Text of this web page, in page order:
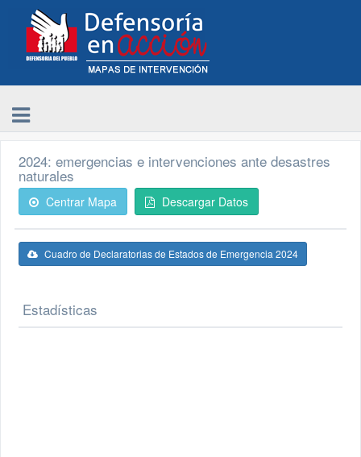
2024: emergencias e intervenciones ante desastres
naturales
Centrar Mapa Descargar Datos
Cuadro de Declaratorias de Estados de Emergencia 2024
Estadísticas